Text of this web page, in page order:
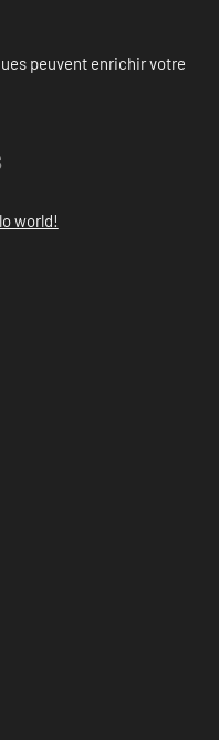
peuvent enrichir votre
world!